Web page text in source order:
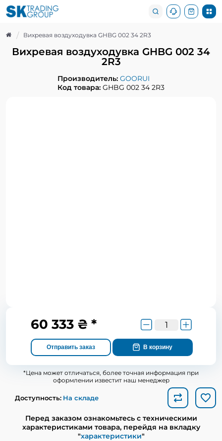
Вихревая воздуходувка GHBG 002 34 2R3
Вихревая воздуходувка GHBG 002 34
2R3
Производитель: GOORUI
Код товара: GHBG 002 34 2R3
60 333 ₴ *
Отправить заказ В корзину
*Цена может отличаться, более точная информация при
оформлении известит наш менеджер
Доступность: На складе
Перед заказом ознакомьтесь с техническими
характеристиками товара, перейдя на вкладку
"характеристики"